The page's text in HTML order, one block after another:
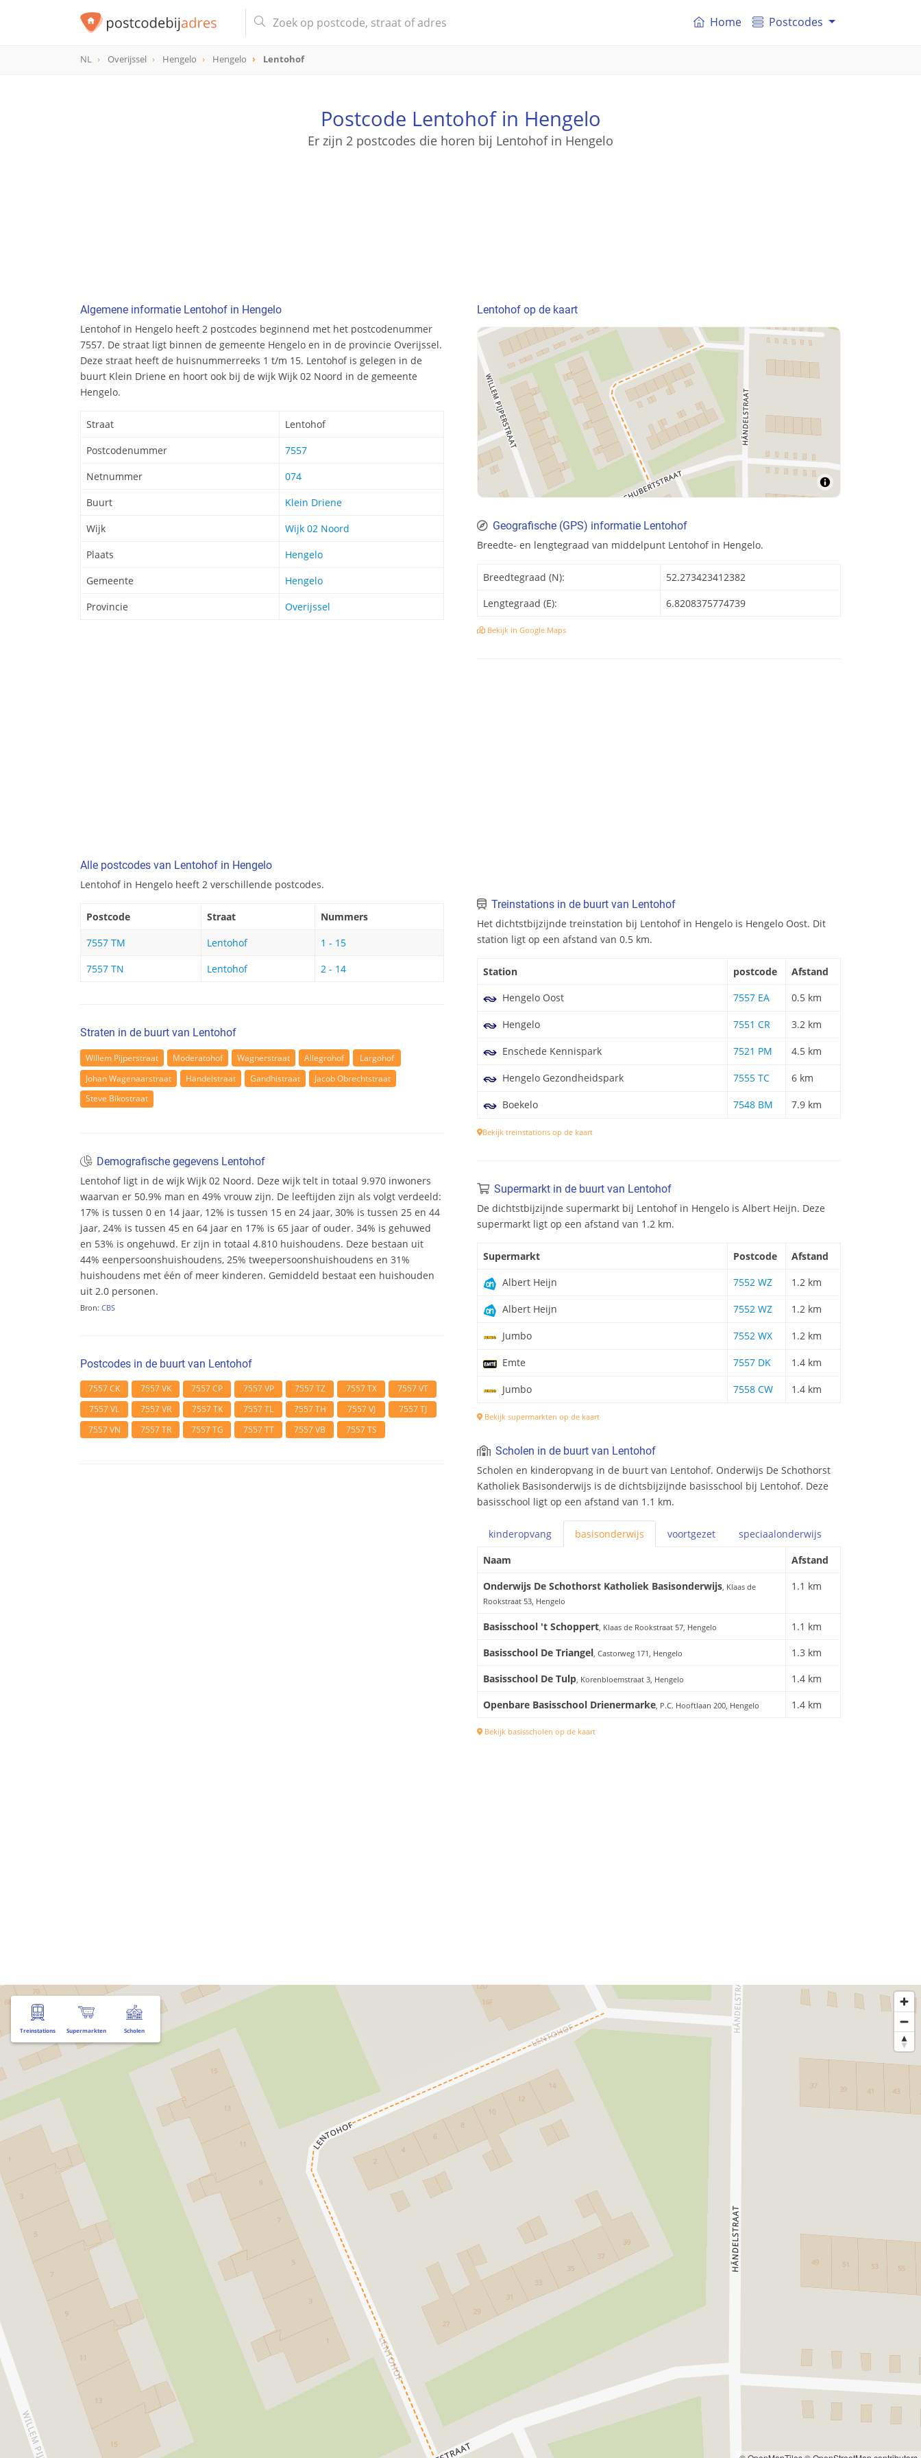
Home Postcodes
NL Overijssel Hengelo Hengelo Lentohof
Postcode Lentohof in Hengelo
Er zijn 2 postcodes die horen bij Lentohof in Hengelo
Algemene informatie Lentohof in Hengelo
Lentohof in Hengelo heeft 2 postcodes beginnend met het postcodenummer
7557. De straat ligt binnen de gemeente Hengelo en in de provincie Overijssel.
Deze straat heeft de huisnummerreeks 1 t/m 15. Lentohof is gelegen in de
buurt Klein Driene en hoort ook bij de wijk Wijk 02 Noord in de gemeente
Hengelo.
Straat
Lentohof
Postcodenummer
7557
Netnummer
074
Buurt
Klein Driene
Wijk
Wijk 02 Noord
Plaats
Hengelo
Gemeente
Hengelo
Provincie
Overijssel
Alle postcodes van Lentohof in Hengelo
Lentohof in Hengelo heeft 2 verschillende postcodes.
Postcode Straat
Nummers
7557 TM
Lentohof
1 - 15
7557 TN
Lentohof 2 - 14
Straten in de buurt van Lentohof
Willem Pijperstraat Moderatohof Wagnerstraat Allegrohof
Largohof
Johan Wagenaarstraat
Händelstraat Gandhistraat
Jacob Obrechtstraat
Steve Bikostraat
Demografische gegevens Lentohof
Lentohof ligt in de wijk Wijk 02 Noord. Deze wijk telt in totaal 9.970 inwoners
waarvan er 50.9% man en 49% vrouw zijn. De leeftijden zijn als volgt verdeeld:
17% is tussen 0 en 14 jaar, 12% is tussen 15 en 24 jaar, 30% is tussen 25 en 44
jaar, 24% is tussen 45 en 64 jaar en 17% is 65 jaar of ouder. 34% is gehuwed
en 53% is ongehuwd. Er zijn in totaal 4.810 huishoudens. Deze bestaan uit
44% eenpersoonshuishoudens, 25% tweepersoonshuishoudens en 31%
huishoudens met één of meer kinderen. Gemiddeld bestaat een huishouden
uit 2.0 personen.
Bron: CBS
Postcodes in de buurt van Lentohof
7557 CK 7557 VK 7557 CP 7557 VP 7557 TZ 7557 TX
7557 VT
7557 VL
7557 VR 7557 TK 7557 TL 7557 TH 7557 VJ
7557 TJ
7557 VN
7557 TR 7557 TG 7557 TT 7557 VB 7557 TS
Lentohof op de kaart
Geografische (GPS) informatie Lentohof
Breedte- en lengtegraad van middelpunt Lentohof in Hengelo.
Breedtegraad (N):
52.273423412382
Lengtegraad (E):
6.8208375774739
Bekijk in Google Maps
Treinstations in de buurt van Lentohof
Het dichtstbijzijnde treinstation bij Lentohof in Hengelo is Hengelo Oost. Dit
station ligt op een afstand van 0.5 km.
Station postcode
Afstand
Hengelo Oost
7557 EA 0.5 km
Hengelo 7551 CR 3.2 km
Enschede Kennispark 7521 PM 4.5 km
Hengelo Gezondheidspark 7555 TC 6 km
Boekelo 7548 BM 7.9 km
Bekijk treinstations op de kaart
Supermarkt in de buurt van Lentohof
De dichtstbijzijnde supermarkt bij Lentohof in Hengelo is Albert Heijn. Deze
supermarkt ligt op een afstand van 1.2 km.
Supermarkt Postcode
Afstand
Albert Heijn
7552 WZ 1.2 km
Albert Heijn 7552 WZ 1.2 km
Jumbo 7552 WX 1.2 km
Emte 7557 DK 1.4 km
Jumbo 7558 CW 1.4 km
Bekijk supermarkten op de kaart
Scholen in de buurt van Lentohof
Scholen en kinderopvang in de buurt van Lentohof. Onderwijs De Schothorst
Katholiek Basisonderwijs is de dichtsbijzijnde basisschool bij Lentohof. Deze
basisschool ligt op een afstand van 1.1 km.
kinderopvang basisonderwijs voortgezet speciaalonderwijs
Naam
Afstand
Onderwijs De Schothorst Katholiek Basisonderwijs, Klaas de
Rookstraat 53, Hengelo
1.1 km
Basisschool 't Schoppert, Klaas de Rookstraat 57, Hengelo
1.1 km
Basisschool De Triangel, Castorweg 171, Hengelo
1.3 km
Basisschool De Tulp, Korenbloemstraat 3, Hengelo
1.4 km
Openbare Basisschool Drienermarke, P.C. Hooftlaan 200, Hengelo 1.4 km
Bekijk basisscholen op de kaart
Treinstations Supermarkten Scholen